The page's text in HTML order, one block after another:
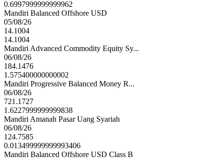
0.6997999999999962
Mandiri Balanced Offshore USD
05/08/26
14.1004
14.1004
Mandiri Advanced Commodity Equity Sy...
06/08/26
184.1476
1.575400000000002
Mandiri Progressive Balanced Money R...
06/08/26
721.1727
1.6227999999999838
Mandiri Amanah Pasar Uang Syariah
06/08/26
124.7585
0.013499999999993406
Mandiri Balanced Offshore USD Class B